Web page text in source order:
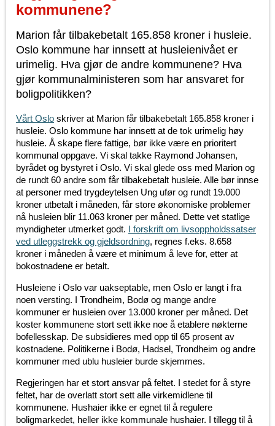
kommunene?
Marion får tilbakebetalt 165.858 kroner i husleie.
Oslo kommune har innsett at husleienivået er
urimelig. Hva gjør de andre kommunene? Hva
gjør kommunalministeren som har ansvaret for
boligpolitikken?
Vårt Oslo skriver at Marion får tilbakebetalt 165.858 kroner i
husleie. Oslo kommune har innsett at de tok urimelig høy
husleie. Å skape flere fattige, bør ikke være en prioritert
kommunal oppgave. Vi skal takke Raymond Johansen,
byrådet og bystyret i Oslo. Vi skal glede oss med Marion og
de rundt 60 andre som får tilbakebetalt husleie. Alle bør innse
at personer med trygdeytelsen Ung ufør og rundt 19.000
kroner utbetalt i måneden, får store økonomiske problemer
nå husleien blir 11.063 kroner per måned. Dette vet statlige
myndigheter utmerket godt. I forskrift om livsoppholdssatser
ved utleggstrekk og gjeldsordning, regnes f.eks. 8.658
kroner i måneden å være et minimum å leve for, etter at
bokostnadene er betalt.
Husleiene i Oslo var uakseptable, men Oslo er langt i fra
noen versting. I Trondheim, Bodø og mange andre
kommuner er husleien over 13.000 kroner per måned. Det
koster kommunene stort sett ikke noe å etablere nøkterne
bofellesskap. De subsidieres med opp til 65 prosent av
kostnadene. Politikerne i Bodø, Hadsel, Trondheim og andre
kommuner med ublu husleier burde skjemmes.
Regjeringen har et stort ansvar på feltet. I stedet for å styre
feltet, har de overlatt stort sett alle virkemidlene til
kommunene. Hushaier ikke er egnet til å regulere
boligmarkedet, heller ikke kommunale hushaier. I tillegg til å